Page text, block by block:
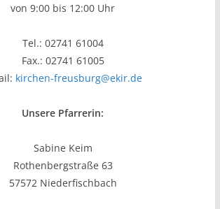
von 9:00 bis 12:00 Uhr
Tel.: 02741 61004
Fax.: 02741 61005
kirchen-freusburg@ekir.de
Unsere Pfarrerin:
Sabine Keim
Rothenbergstraße 63
57572 Niederfischbach